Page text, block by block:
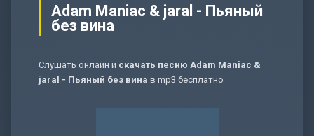
Adam Maniac & jaral - Пьяный
без вина
Слушать онлайн и скачать песню Adam Maniac &
jaral - Пьяный без вина в mp3 бесплатно